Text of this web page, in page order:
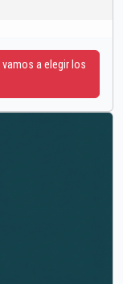
vamos a elegir los